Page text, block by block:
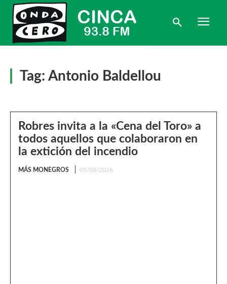
Tag: Antonio Baldellou
Robres invita a la «Cena del Toro» a
todos aquellos que colaboraron en
la extición del incendio
MÁS MONEGROS 05/08/2026